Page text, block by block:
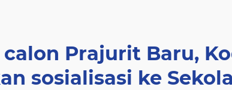
Prajurit Baru,
sosialisasi ke